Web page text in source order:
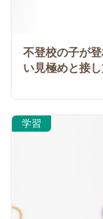
不登校の子が
い見極めと接
学習